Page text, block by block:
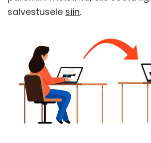
salvestusele siin.